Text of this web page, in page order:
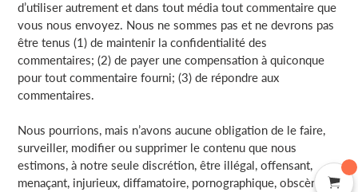
d’utiliser autrement et dans tout média tout commentaire que
vous nous envoyez. Nous ne sommes pas et ne devrons pas
être tenus (1) de maintenir la confidentialité des
commentaires; (2) de payer une compensation à quiconque
pour tout commentaire fourni; (3) de répondre aux
commentaires.
Nous pourrions, mais n’avons aucune obligation de le faire,
surveiller, modifier ou supprimer le contenu que nous
estimons, à notre seule discrétion, être illégal, offensant,
menaçant, injurieux, diffamatoire, pornographique, obscène ou